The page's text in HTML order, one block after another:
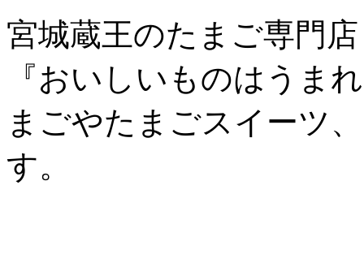
宮城蔵王のたまご専門
『おいしいものはうま
まごやたまごスイーツ
す。